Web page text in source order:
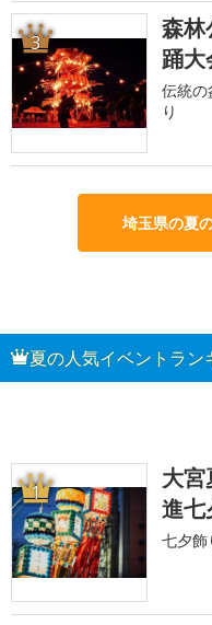
3
森
踊大
伝統
り
埼玉県の夏
夏の人気イベントラン
1
大宮
進七
七夕飾